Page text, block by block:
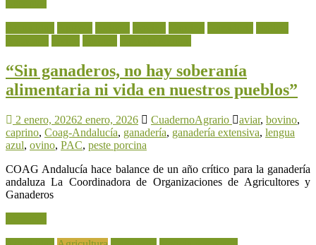
“Sin ganaderos, no hay soberanía
alimentaria ni vida en nuestros pueblos”
2 enero, 20262 enero, 2026 CuadernoAgrario aviar, bovino,
caprino, Coag-Andalucía, ganadería, ganadería extensiva, lengua
azul, ovino, PAC, peste porcina
COAG Andalucía hace balance de un año crítico para la ganadería
andaluza La Coordinadora de Organizaciones de Agricultores y
Ganaderos